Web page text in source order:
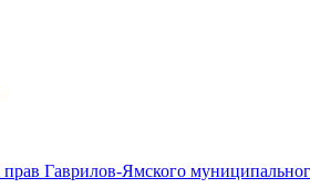
Гаврилов-Ямского